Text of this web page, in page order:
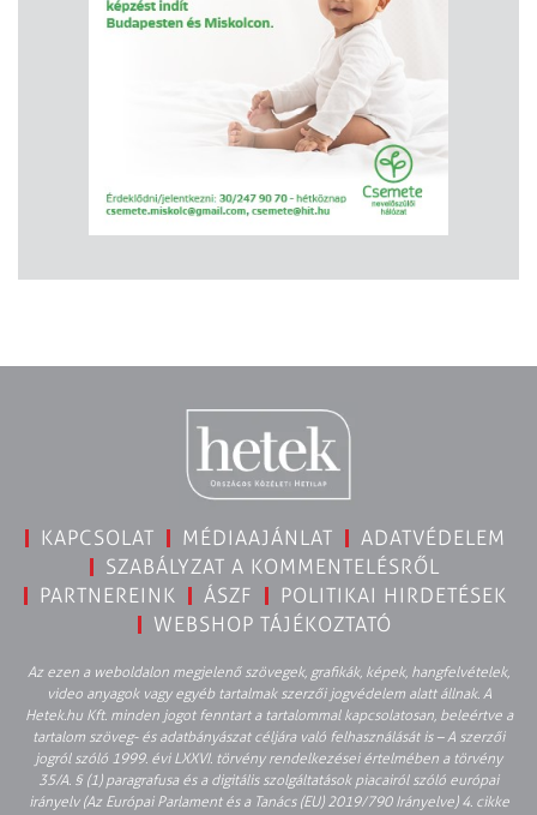
KAPCSOLAT MÉDIAAJÁNLAT
ADATVÉDELEM
SZABÁLYZAT A KOMMENTELÉSRŐL
PARTNEREINK
ÁSZF
POLITIKAI HIRDETÉSEK
WEBSHOP TÁJÉKOZTATÓ
Az ezen a weboldalon megjelenő szövegek, grafikák, képek, hangfelvételek,
video anyagok vagy egyéb tartalmak szerzői jogvédelem alatt állnak. A
Hetek.hu Kft. minden jogot fenntart a tartalommal kapcsolatosan, beleértve a
tartalom szöveg- és adatbányászat céljára való felhasználását is – A szerzői
jogról szóló 1999. évi LXXVI. törvény rendelkezései értelmében a törvény
35/A. § (1) paragrafusa és a digitális szolgáltatások piacairól szóló európai
irányelv (Az Európai Parlament és a Tanács (EU) 2019/790 Irányelve) 4. cikke